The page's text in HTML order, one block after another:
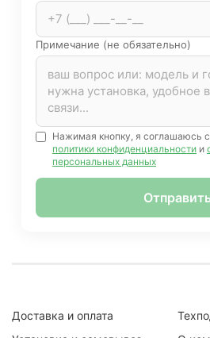
Примечание (не обязательно)
Нажимая кнопку, я соглашаюсь
политики конфиденциальности и
персональных данных
Доставка и оплата